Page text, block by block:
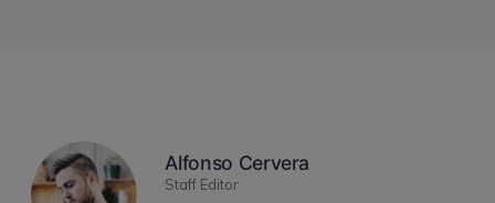
Alfonso Cervera
Staff Editor